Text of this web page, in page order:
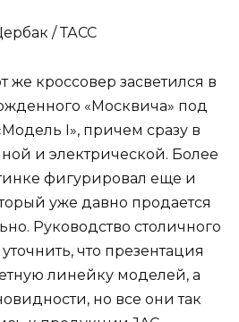
/ ТАСС
же кроссовер засветился в
«Москвича» под
I», причем сразу в
и электрической. Более
фигурировал еще и
уже давно продается
Руководство столичного
что презентация
линейку моделей, а
но все они так